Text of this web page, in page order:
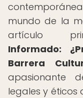
mundo de la
artículo
Informado:
Barrera
apasionante
legales y éticos